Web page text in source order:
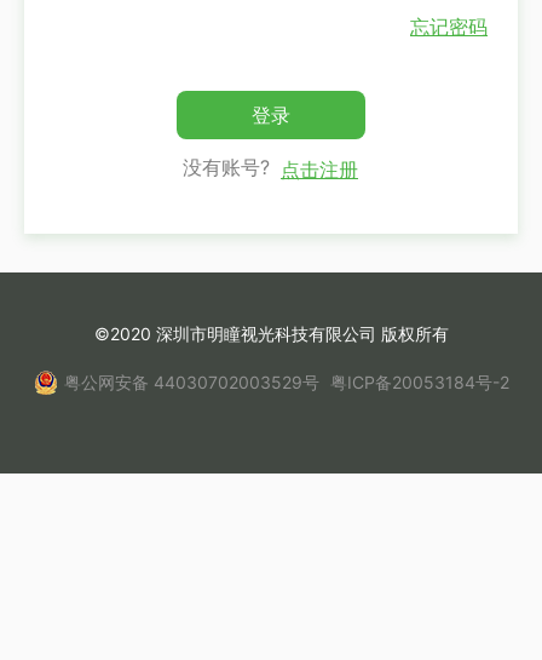
忘记密码
登录
没有账号? 点击注册
©2020 深圳市明瞳视光科技有限公司 版权所有
粤公网安备 44030702003529号 粤ICP备20053184号-2